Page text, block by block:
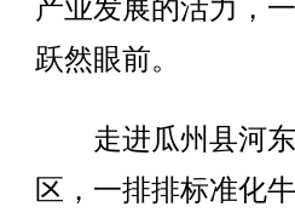
产业发展的活力，
跃然眼前。
走进瓜州县河东
区，一排排标准化